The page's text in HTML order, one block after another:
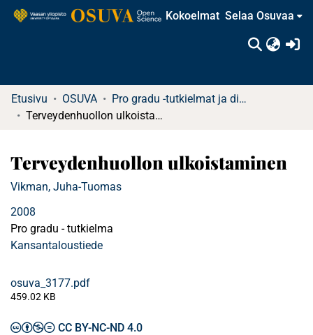
Kokoelmat Selaa Osuvaa
Etusivu OSUVA
Pro gradu -tutkielmat ja diplomityöt
Terveydenhuollon ulkoistaminen
Terveydenhuollon ulkoistaminen
Vikman, Juha-Tuomas
2008
Pro gradu - tutkielma
Kansantaloustiede
osuva_3177.pdf
459.02 KB
CC BY-NC-ND 4.0